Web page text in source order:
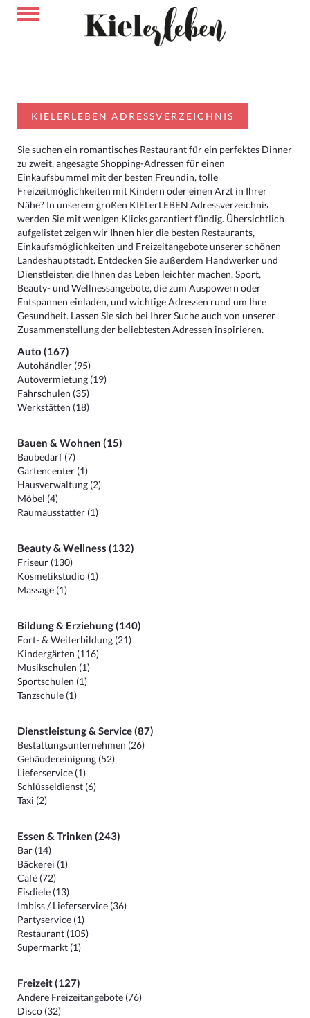
KIELERLEBEN ADRESSVERZEICHNIS
Sie suchen ein romantisches Restaurant für ein perfektes Dinner
zu zweit, angesagte Shopping-Adressen für einen
Einkaufsbummel mit der besten Freundin, tolle
Freizeitmöglichkeiten mit Kindern oder einen Arzt in Ihrer
Nähe? In unserem großen KIELerLEBEN Adressverzeichnis
werden Sie mit wenigen Klicks garantiert fündig. Übersichtlich
aufgelistet zeigen wir Ihnen hier die besten Restaurants,
Einkaufsmöglichkeiten und Freizeitangebote unserer schönen
Landeshauptstadt. Entdecken Sie außerdem Handwerker und
Dienstleister, die Ihnen das Leben leichter machen, Sport,
Beauty- und Wellnessangebote, die zum Auspowern oder
Entspannen einladen, und wichtige Adressen rund um Ihre
Gesundheit. Lassen Sie sich bei Ihrer Suche auch von unserer
Zusammenstellung der beliebtesten Adressen inspirieren.
Auto (167)
Autohändler (95)
Autovermietung (19)
Fahrschulen (35)
Werkstätten (18)
Bauen & Wohnen (15)
Baubedarf (7)
Gartencenter (1)
Hausverwaltung (2)
Möbel (4)
Raumausstatter (1)
Beauty & Wellness (132)
Friseur (130)
Kosmetikstudio (1)
Massage (1)
Bildung & Erziehung (140)
Fort- & Weiterbildung (21)
Kindergärten (116)
Musikschulen (1)
Sportschulen (1)
Tanzschule (1)
Dienstleistung & Service (87)
Bestattungsunternehmen (26)
Gebäudereinigung (52)
Lieferservice (1)
Schlüsseldienst (6)
Taxi (2)
Essen & Trinken (243)
Bar (14)
Bäckerei (1)
Café (72)
Eisdiele (13)
Imbiss / Lieferservice (36)
Partyservice (1)
Restaurant (105)
Supermarkt (1)
Freizeit (127)
Andere Freizeitangebote (76)
Disco (32)